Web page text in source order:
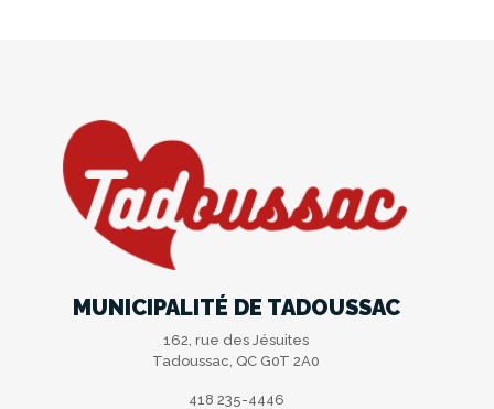
MUNICIPALITÉ DE TADOUSSAC
162, rue des Jésuites
Tadoussac, QC G0T 2A0
418 235-4446